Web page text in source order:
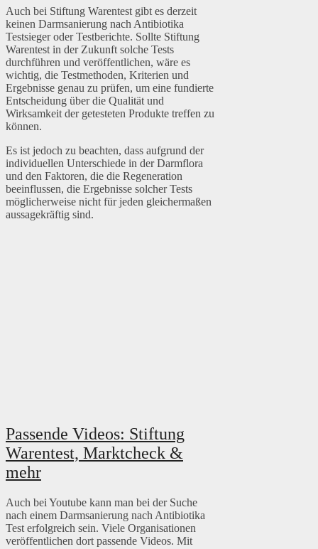
Auch bei Stiftung Warentest gibt es derzeit
keinen Darmsanierung nach Antibiotika
Testsieger oder Testberichte. Sollte Stiftung
Warentest in der Zukunft solche Tests
durchführen und veröffentlichen, wäre es
wichtig, die Testmethoden, Kriterien und
Ergebnisse genau zu prüfen, um eine fundierte
Entscheidung über die Qualität und
Wirksamkeit der getesteten Produkte treffen zu
können.
Es ist jedoch zu beachten, dass aufgrund der
individuellen Unterschiede in der Darmflora
und den Faktoren, die die Regeneration
beeinflussen, die Ergebnisse solcher Tests
möglicherweise nicht für jeden gleichermaßen
aussagekräftig sind.
Passende Videos: Stiftung
Warentest, Marktcheck &
mehr
Auch bei Youtube kann man bei der Suche
nach einem Darmsanierung nach Antibiotika
Test erfolgreich sein. Viele Organisationen
veröffentlichen dort passende Videos. Mit